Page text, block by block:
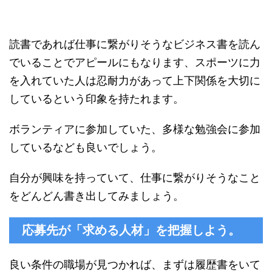
読書であれば仕事に繋がりそうなビジネス書を読ん
でいることでアピールにもなります、スポーツに力
を入れていた人は忍耐力があって上下関係を大切に
しているという印象を持たれます。
ボランティアに参加していた、多様な勉強会に参加
しているなども良いでしょう。
自分が興味を持っていて、仕事に繋がりそうなこと
をどんどん書き出してみましょう。
応募先が「求める人材」を把握しよう。
良い条件の職場が見つかれば、まずは履歴書をいて